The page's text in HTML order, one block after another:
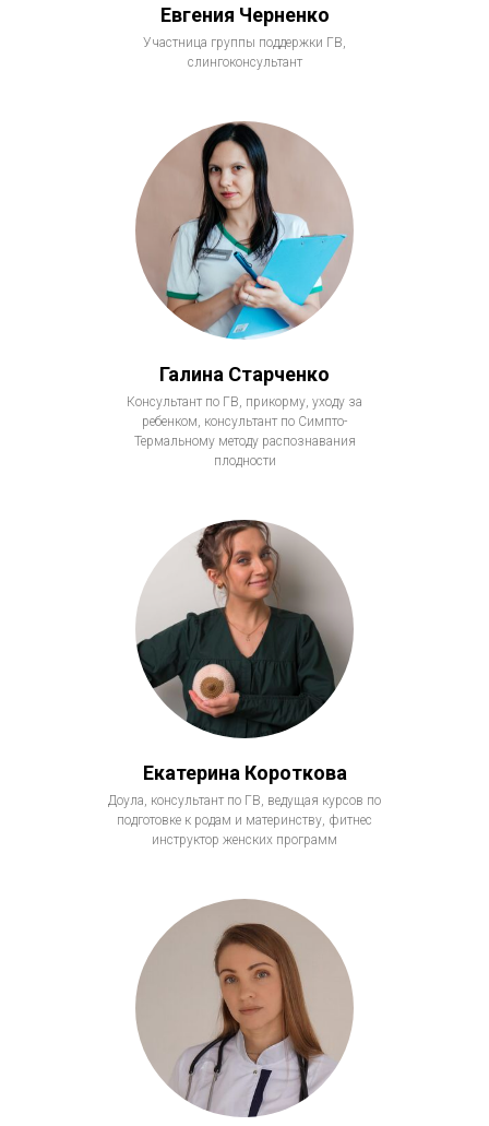
Евгения Черненко
Участница группы поддержки ГВ,
слингоконсультант
Галина Старченко
Консультант по ГВ, прикорму, уходу за
ребенком, консультант по Симпто-
Термальному методу распознавания
плодности
Екатерина Короткова
Доула, консультант по ГВ, ведущая курсов по
подготовке к родам и материнству, фитнес
инструктор женских программ